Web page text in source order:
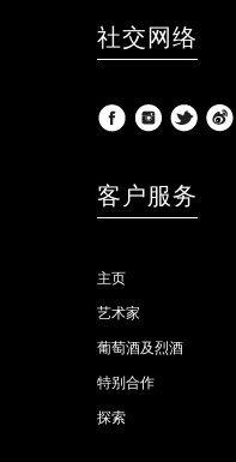
社交网络
客户服务
主页
艺术家
葡萄酒及烈酒
特别合作
探索